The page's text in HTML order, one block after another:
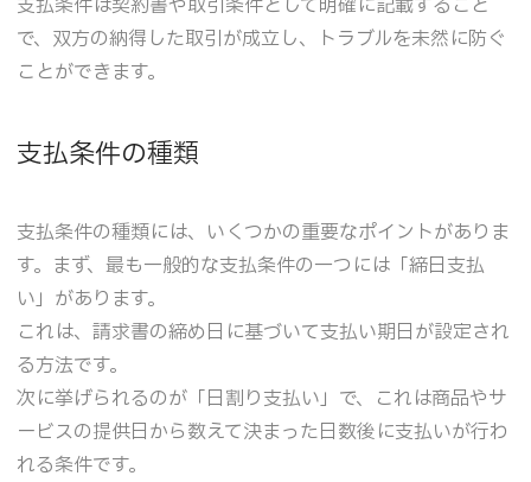
支払条件は契約書や取引条件として明確に記載すること
で、双方の納得した取引が成立し、トラブルを未然に防ぐ
ことができます。
支払条件の種類
支払条件の種類には、いくつかの重要なポイントがありま
す。まず、最も一般的な支払条件の一つには「締日支払
い」があります。
これは、請求書の締め日に基づいて支払い期日が設定され
る方法です。
次に挙げられるのが「日割り支払い」で、これは商品やサ
ービスの提供日から数えて決まった日数後に支払いが行わ
れる条件です。